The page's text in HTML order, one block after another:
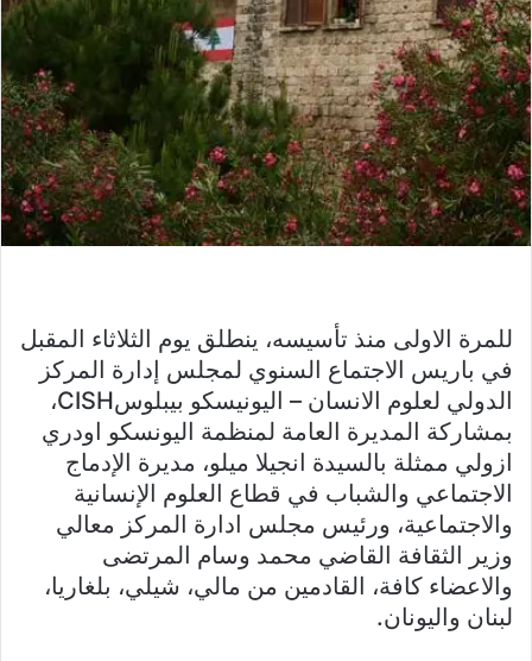
للمرة الاولى منذ تأسيسه، ينطلق يوم الثلاثاء المقبل
في باريس الاجتماع السنوي لمجلس إدارة المركز
الدولي لعلوم الانسان – اليونيسكو بيبلوسCISH،
بمشاركة المديرة العامة لمنظمة اليونسكو اودري
ازولي ممثلة بالسيدة انجيلا ميلو، مديرة الإدماج
الاجتماعي والشباب في قطاع العلوم الإنسانية
والاجتماعية، ورئيس مجلس ادارة المركز معالي
وزير الثقافة القاضي محمد وسام المرتضى
والاعضاء كافة، القادمين من مالي، شيلي، بلغاريا،
لبنان واليونان.